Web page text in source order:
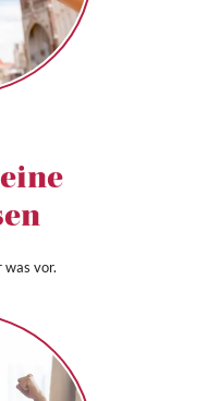
was vor.